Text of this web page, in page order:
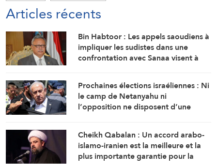
Articles récents
Bin Habtoor : Les appels saoudiens à
impliquer les sudistes dans une
confrontation avec Sanaa visent à
Prochaines élections israéliennes : Ni
le camp de Netanyahu ni
l’opposition ne disposent d’une
gouvernement
Cheikh Qabalan : Un accord arabo-
islamo-iranien est la meilleure et la
plus importante garantie pour la